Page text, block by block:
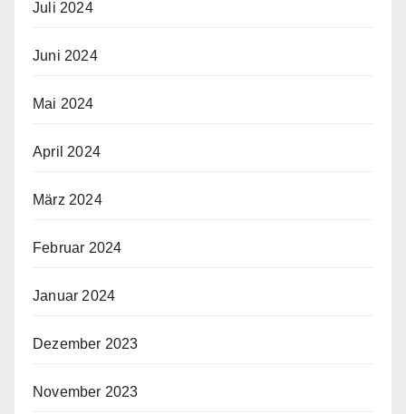
Juli 2024
Juni 2024
Mai 2024
April 2024
März 2024
Februar 2024
Januar 2024
Dezember 2023
November 2023